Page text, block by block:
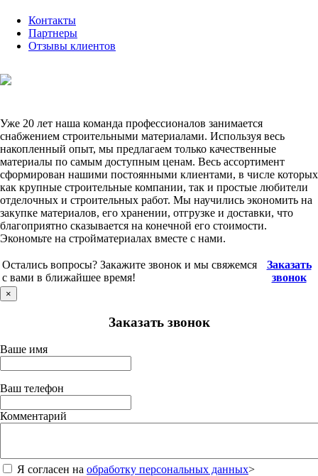
Контакты
Партнеры
Отзывы клиентов
Уже 20 лет наша команда профессионалов занимается
снабжением строительными материалами. Используя весь
накопленный опыт, мы предлагаем только качественные
материалы по самым доступным ценам. Весь ассортимент
сформирован нашими постоянными клиентами, в числе которых
как крупные строительные компании, так и простые любители
отделочных и строительных работ. Мы научились экономить на
закупке материалов, его хранении, отгрузке и доставки, что
благоприятно сказывается на конечной его стоимости.
Экономьте на стройматериалах вместе с нами.
Остались вопросы? Закажите звонок и мы свяжемся
с вами в ближайшее время!
Заказать
звонок
×
Заказать звонок
Ваше имя
Ваш телефон
Комментарий
Я согласен на обработку персональных данных>